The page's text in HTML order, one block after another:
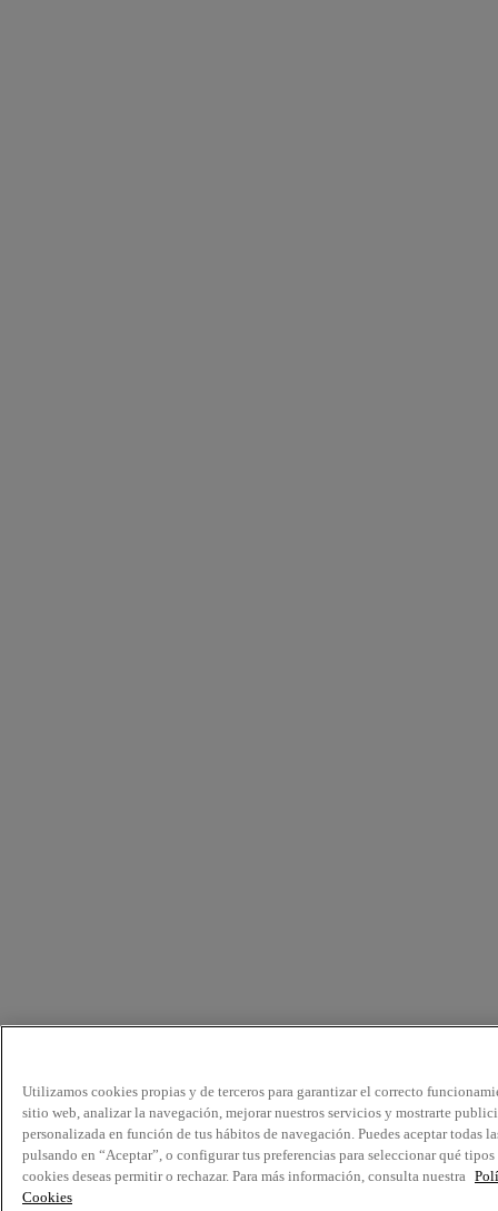
Utilizamos cookies propias y de terceros para garantizar el correcto
sitio web, analizar la navegación, mejorar nuestros servicios y mostrarte
personalizada en función de tus hábitos de navegación. Puedes aceptar todas
pulsando en “Aceptar”, o configurar tus preferencias para seleccionar qué tipos
cookies deseas permitir o rechazar. Para más información, consulta nuestra
Cookies